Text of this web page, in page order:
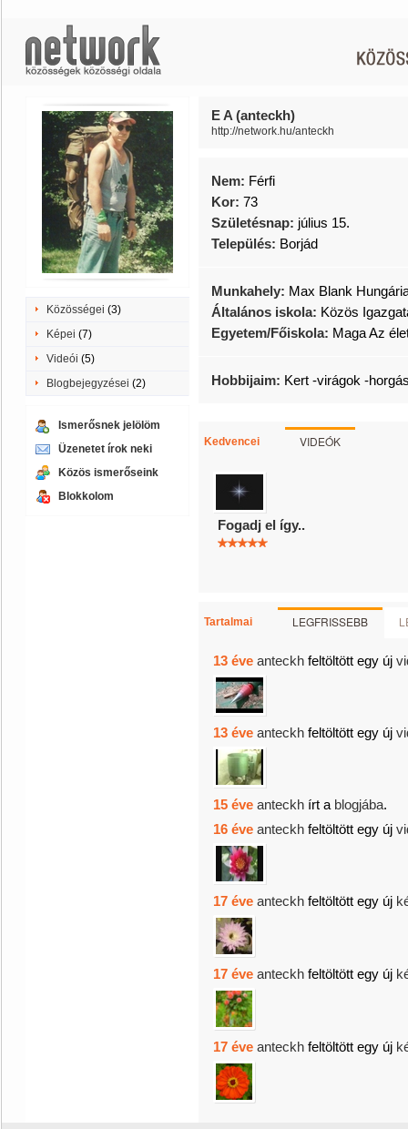
Közösségei (3)
Képei (7)
Videói (5)
Blogbejegyzései (2)
Ismerősnek jelölöm
Üzenetet írok neki
Közös ismerőseink
Blokkolom
E A (anteckh)
http://network.hu/anteckh
Nem: Férfi
Kor: 73
Születésnap: július 15.
Település: Borjád
Munkahely: Max Blank
Általános iskola: Közös
Egyetem/Főiskola: Maga Az
Hobbijaim: Kert -virágok -
Kedvencei VIDEÓK
Fogadj el így..
Tartalmai LEGFRISSEBB
13 éve anteckh feltöltött egy új
13 éve anteckh feltöltött egy új
15 éve anteckh írt a blogjába.
16 éve anteckh feltöltött egy új
17 éve anteckh feltöltött egy új
17 éve anteckh feltöltött egy új
17 éve anteckh feltöltött egy új